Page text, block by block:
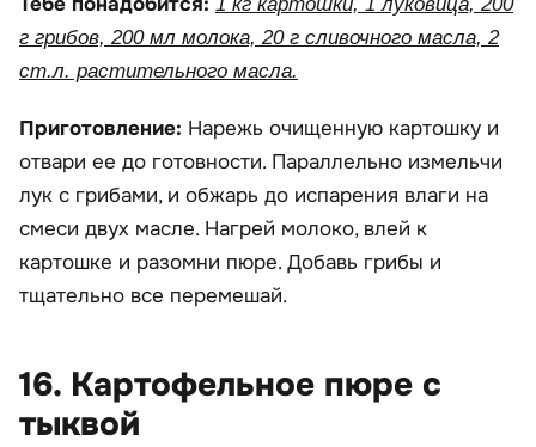
г грибов, 200 мл молока, 20 г сливочного масла, 2
ст.л. растительного масла.
Приготовление: Нарежь очищенную картошку и
отвари ее до готовности. Параллельно измельчи
лук с грибами, и обжарь до испарения влаги на
смеси двух масле. Нагрей молоко, влей к
картошке и разомни пюре. Добавь грибы и
тщательно все перемешай.
16. Картофельное пюре с
тыквой